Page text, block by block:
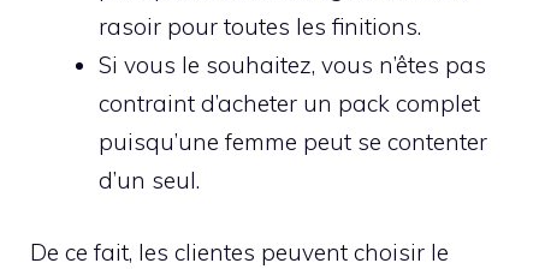
rasoir pour toutes les finitions.
Si vous le souhaitez, vous n’êtes pas
contraint d’acheter un pack complet
puisqu’une femme peut se contenter
d’un seul.
De ce fait, les clientes peuvent choisir le